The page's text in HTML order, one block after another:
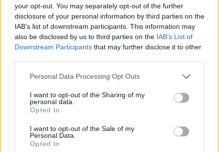
your opt-out. You may separately opt-out of the further
disclosure of your personal information by third parties on the
IAB’s list of downstream participants. This information may
also be disclosed by us to third parties on the IAB’s List of
Downstream Participants that may further disclose it to other
Personal Data Processing Opt Outs
I want to opt-out of the Sharing of my
personal data.
Opted In
I want to opt-out of the Sale of my
Personal Data.
Opted In